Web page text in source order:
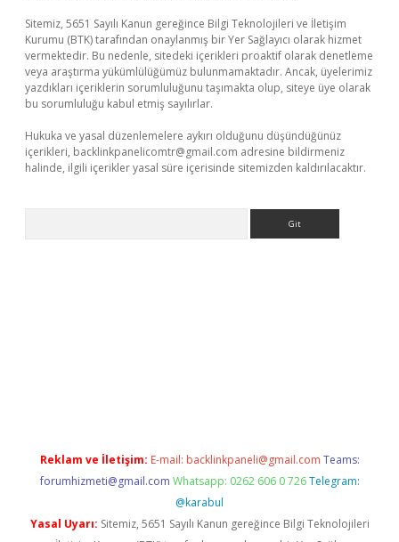
Sitemiz, 5651 Sayılı Kanun gereğince Bilgi Teknolojileri ve İletişim
Kurumu (BTK) tarafından onaylanmış bir Yer Sağlayıcı olarak hizmet
vermektedir. Bu nedenle, sitedeki içerikleri proaktif olarak denetleme
veya araştırma yükümlülüğümüz bulunmamaktadır. Ancak, üyelerimiz
yazdıkları içeriklerin sorumluluğunu taşımakta olup, siteye üye olarak
bu sorumluluğu kabul etmiş sayılırlar.
Hukuka ve yasal düzenlemelere aykırı olduğunu düşündüğünüz
içerikleri, backlinkpanelicomtr@gmail.com adresine bildirmeniz
halinde, ilgili içerikler yasal süre içerisinde sitemizden kaldırılacaktır.
Reklam ve İletişim: E-mail: backlinkpaneli@gmail.com Teams:
forumhizmeti@gmail.com Whatsapp: 0262 606 0 726 Telegram:
@karabul
Yasal Uyarı: Sitemiz, 5651 Sayılı Kanun gereğince Bilgi Teknolojileri